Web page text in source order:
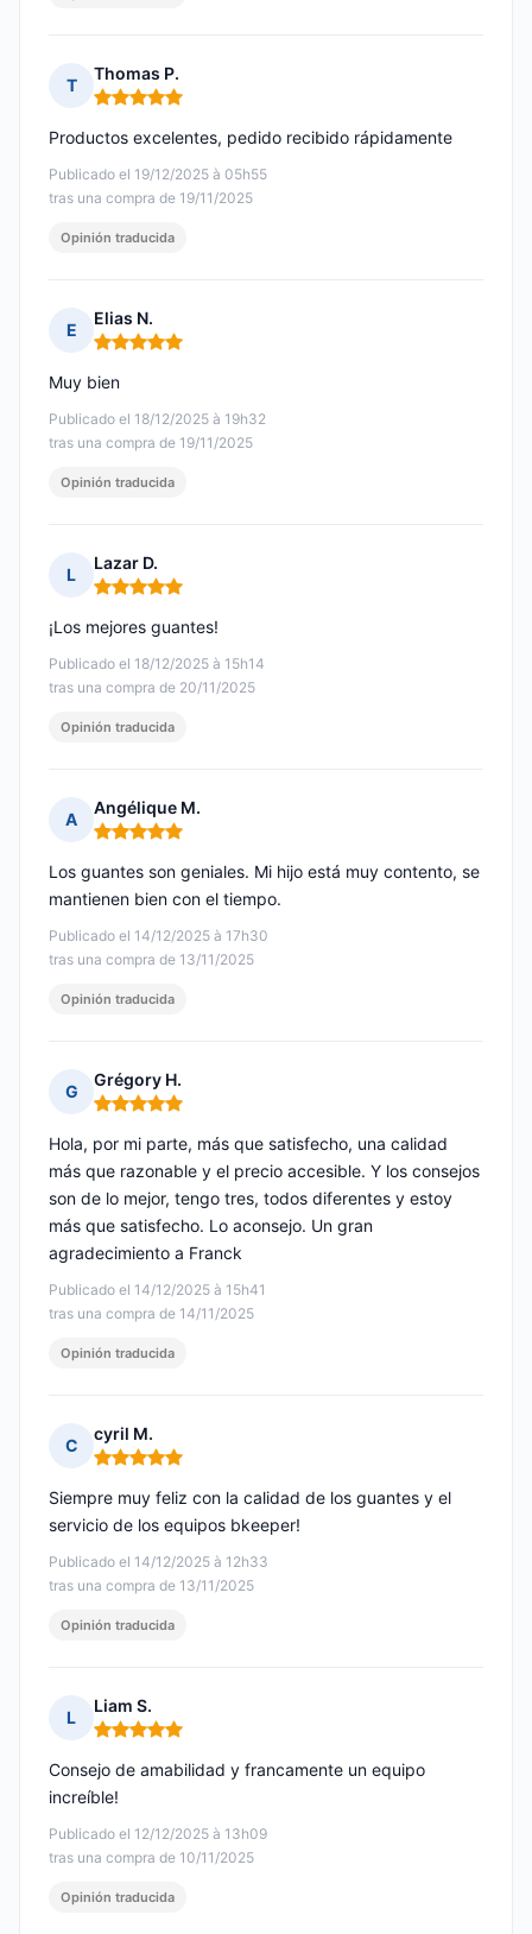
T
Thomas P.
Nota: 5 de 5
Publicado el 19/12/2025 à 05h55
tras una compra de 19/11/2025
Productos excelentes, pedido recibido rápidamente
Opinión traducida
E
Elias N.
Nota: 5 de 5
Publicado el 18/12/2025 à 19h32
tras una compra de 19/11/2025
Muy bien
Opinión traducida
L
Lazar D.
Nota: 5 de 5
Publicado el 18/12/2025 à 15h14
tras una compra de 20/11/2025
¡Los mejores guantes!
Opinión traducida
A
Angélique M.
Nota: 5 de 5
Publicado el 14/12/2025 à 17h30
tras una compra de 13/11/2025
Los guantes son geniales. Mi hijo está muy contento, se
mantienen bien con el tiempo.
Opinión traducida
G
Grégory H.
Nota: 5 de 5
Publicado el 14/12/2025 à 15h41
tras una compra de 14/11/2025
Hola, por mi parte, más que satisfecho, una calidad
más que razonable y el precio accesible. Y los consejos
son de lo mejor, tengo tres, todos diferentes y estoy
más que satisfecho. Lo aconsejo. Un gran
agradecimiento a Franck
Opinión traducida
C
cyril M.
Nota: 5 de 5
Publicado el 14/12/2025 à 12h33
tras una compra de 13/11/2025
Siempre muy feliz con la calidad de los guantes y el
servicio de los equipos bkeeper!
Opinión traducida
L
Liam S.
Nota: 5 de 5
Publicado el 12/12/2025 à 13h09
tras una compra de 10/11/2025
Consejo de amabilidad y francamente un equipo
increíble!
Opinión traducida